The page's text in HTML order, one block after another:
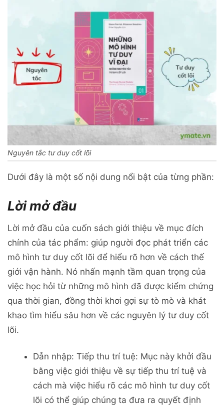
Nguyên tắc tư duy cốt lõi
Dưới đây là một số nội dung nổi bật của từng phần:
Lời mở đầu
Lời mở đầu của cuốn sách giới thiệu về mục đích
chính của tác phẩm: giúp người đọc phát triển các
mô hình tư duy cốt lõi để hiểu rõ hơn về cách thế
giới vận hành. Nó nhấn mạnh tầm quan trọng của
việc học hỏi từ những mô hình đã được kiểm chứng
qua thời gian, đồng thời khơi gợi sự tò mò và khát
khao tìm hiểu sâu hơn về các nguyên lý tư duy cốt
lõi.
Dẫn nhập: Tiếp thu trí tuệ: Mục này khởi đầu
bằng việc giới thiệu về sự tiếp thu trí tuệ và
cách mà việc hiểu rõ các mô hình tư duy cốt
lõi có thể giúp chúng ta đưa ra quyết định